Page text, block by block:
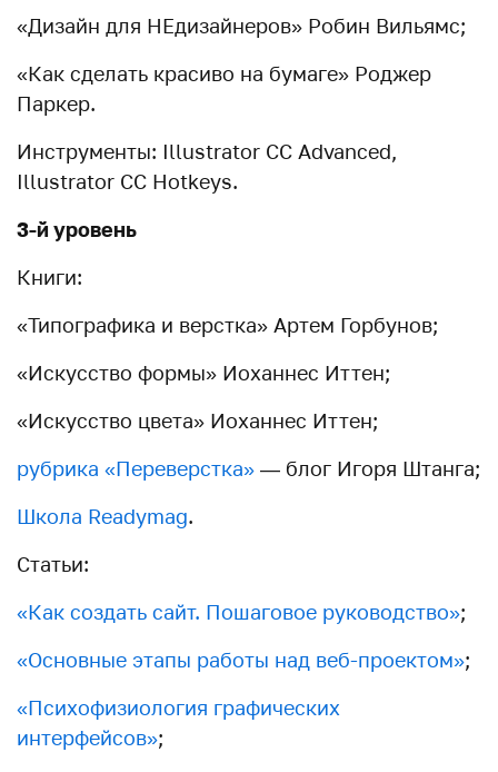
«Дизайн для НЕдизайнеров» Робин Вильямс;
«Как сделать красиво на бумаге» Роджер
Паркер.
Инструменты: Illustrator CC Advanced,
Illustrator CC Hotkeys.
3-й уровень
Книги:
«Типографика и верстка» Артем Горбунов;
«Искусство формы» Иоханнес Иттен;
«Искусство цвета» Иоханнес Иттен;
рубрика «Переверстка» — блог Игоря Штанга;
Школа Readymag.
Cтатьи:
«Как создать сайт. Пошаговое руководство»;
«Основные этапы работы над веб-проектом»;
«Психофизиология графических
интерфейсов»;